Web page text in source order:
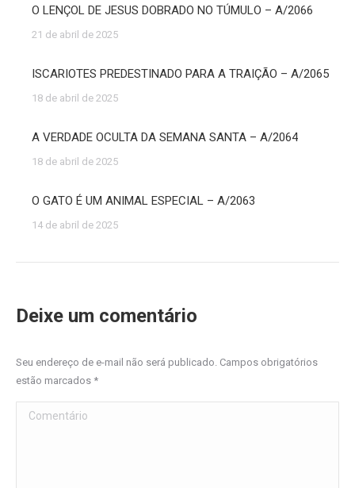
O LENÇOL DE JESUS DOBRADO NO TÚMULO – A/2066
21 de abril de 2025
ISCARIOTES PREDESTINADO PARA A TRAIÇÃO – A/2065
18 de abril de 2025
A VERDADE OCULTA DA SEMANA SANTA – A/2064
18 de abril de 2025
O GATO É UM ANIMAL ESPECIAL – A/2063
14 de abril de 2025
Deixe um comentário
Seu endereço de e-mail não será publicado. Campos obrigatórios
estão marcados *
Comentário